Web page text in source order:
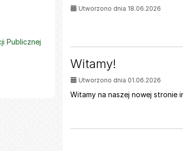
Utworzono dnia 18.06.2026
Witamy!
Utworzono dnia 01.06.2026
Witamy na naszej nowej stronie